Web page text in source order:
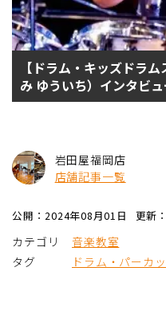
【ドラム・キッズドラ
み ゆういち）インタビ
岩田屋福岡店
店舗記事一覧
公開：2024年08月01日 更新
カテゴリ
音楽教室
タグ
ドラム・パーカ